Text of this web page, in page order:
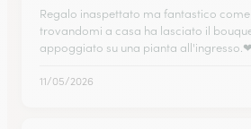
Regalo inaspettato ma fantastico
trovandomi a casa ha lasciato il
appoggiato su una pianta all'ingresso.❤
11/05/2026